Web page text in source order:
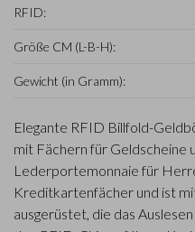
RFID:
Größe CM (L-B-H):
Gewicht (in Gramm):
Elegante RFID Billfold-
mit Fächern für Geldscheine
Lederportemonnaie für
Kreditkartenfächer und ist
ausgerüstet, die das